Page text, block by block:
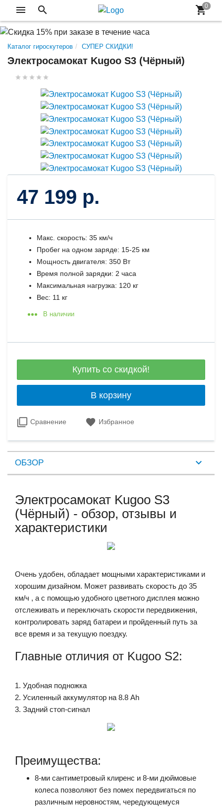
Каталог гироскутеров СУПЕР СКИДКИ!
Электросамокат Kugoo S3 (Чёрный)
47 199 р.
Макс. скорость: 35 км/ч
Пробег на одном заряде: 15-25 км
Мощность двигателя: 350 Вт
Время полной зарядки: 2 часа
Максимальная нагрузка: 120 кг
Вес: 11 кг
В наличии
Купить со скидкой!
В корзину
Сравнение Избранное
ОБЗОР
Электросамокат Kugoo S3
(Чёрный) - обзор, отзывы и
характеристики
Очень удобен, обладает мощными характеристиками и
хорошим дизайном. Может развивать скорость до 35
км/ч , а с помощью удобного цветного дисплея можно
отслеживать и переключать скорости передвижения,
контролировать заряд батареи и пройденный путь за
все время и за текущую поездку.
Главные отличия от Kugoo S2:
1. Удобная подножка
2. Усиленный аккумулятор на 8.8 Ah
3. Задний стоп-сигнал
Преимущества:
8-ми сантиметровый клиренс и 8-ми дюймовые
колеса позволяют без помех передвигаться по
различным неровностям, чередующемуся